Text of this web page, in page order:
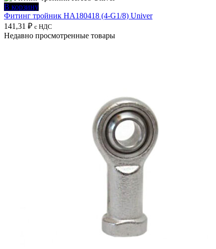
В корзину
Фитинг тройник HA180418 (4-G1/8) Univer
141,31 ₽ с НДС
Недавно просмотренные товары